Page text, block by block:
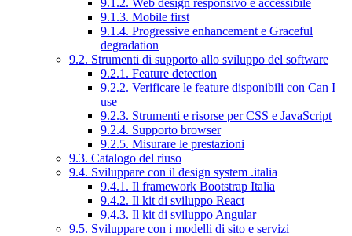
9.1.2. Web design responsivo e accessibile
9.1.3. Mobile first
9.1.4. Progressive enhancement e Graceful
degradation
9.2. Strumenti di supporto allo sviluppo del software
9.2.1. Feature detection
9.2.2. Verificare le feature disponibili con Can I
use
9.2.3. Strumenti e risorse per CSS e JavaScript
9.2.4. Supporto browser
9.2.5. Misurare le prestazioni
9.3. Catalogo del riuso
9.4. Sviluppare con il design system .italia
9.4.1. Il framework Bootstrap Italia
9.4.2. Il kit di sviluppo React
9.4.3. Il kit di sviluppo Angular
9.5. Sviluppare con i modelli di sito e servizi